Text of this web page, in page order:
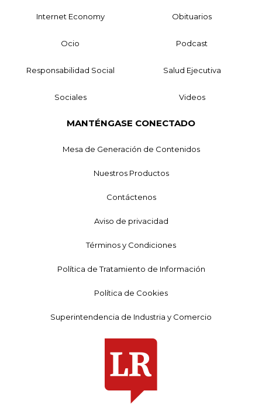
Internet Economy Obituarios
Ocio Podcast
Responsabilidad Social Salud Ejecutiva
Sociales Videos
MANTÉNGASE CONECTADO
Mesa de Generación de Contenidos
Nuestros Productos
Contáctenos
Aviso de privacidad
Términos y Condiciones
Política de Tratamiento de Información
Política de Cookies
Superintendencia de Industria y Comercio